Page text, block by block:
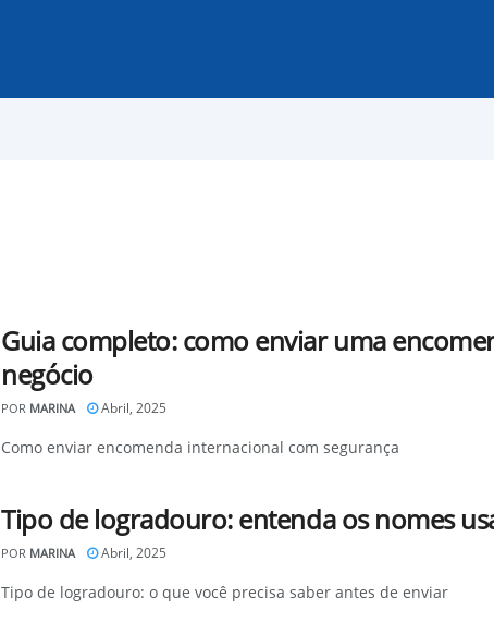
Guia completo: como enviar uma
negócio
POR MARINA Abril, 2025
Como enviar encomenda internacional com segurança
Tipo de logradouro: entenda os nomes
POR MARINA Abril, 2025
Tipo de logradouro: o que você precisa saber antes de enviar